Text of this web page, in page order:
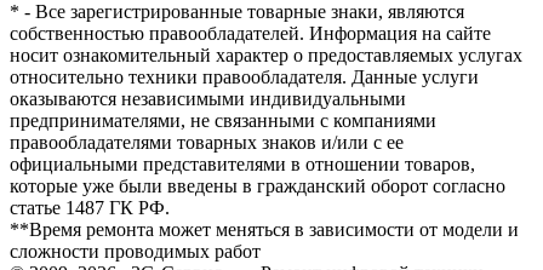
* - Все зарегистрированные товарные знаки, являются
собственностью правообладателей. Информация на сайте
носит ознакомительный характер о предоставляемых услугах
относительно техники правообладателя. Данные услуги
оказываются независимыми индивидуальными
предпринимателями, не связанными с компаниями
правообладателями товарных знаков и/или с ее
официальными представителями в отношении товаров,
которые уже были введены в гражданский оборот согласно
статье 1487 ГК РФ.
**Время ремонта может меняться в зависимости от модели и
сложности проводимых работ